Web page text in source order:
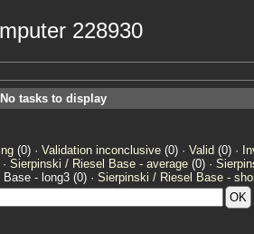
228930
No tasks to display
(0) · Validation inconclusive (0) · Valid (0) ·
Sierpinski / Riesel Base - average(0) ·
- long3 (0) · Sierpinski / Riesel Base -